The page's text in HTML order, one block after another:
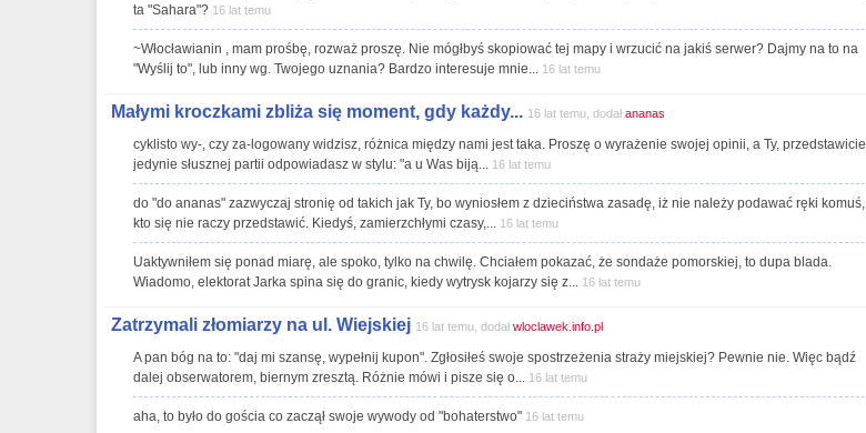
ta "Sahara"? 16 lat temu
~Włocławianin , mam prośbę, rozważ proszę. Nie mógłbyś skopiować tej mapy i wrzucić na jakiś serwer? Dajmy na to na
"Wyślij to", lub inny wg. Twojego uznania? Bardzo interesuje mnie... 16 lat temu
Małymi kroczkami zbliża się moment, gdy każdy... 16 lat temu, dodał ananas
cyklisto wy-, czy za-logowany widzisz, różnica między nami jest taka. Proszę o wyrażenie swojej opinii, a Ty, przedstawiciel
jedynie słusznej partii odpowiadasz w stylu: "a u Was biją... 16 lat temu
do "do ananas" zazwyczaj stronię od takich jak Ty, bo wyniosłem z dzieciństwa zasadę, iż nie należy podawać ręki komuś,
kto się nie raczy przedstawić. Kiedyś, zamierzchłymi czasy,... 16 lat temu
Uaktywniłem się ponad miarę, ale spoko, tylko na chwilę. Chciałem pokazać, że sondaże pomorskiej, to dupa blada.
Wiadomo, elektorat Jarka spina się do granic, kiedy wytrysk kojarzy się z... 16 lat temu
Zatrzymali złomiarzy na ul. Wiejskiej 16 lat temu, dodał wloclawek.info.pl
A pan bóg na to: "daj mi szansę, wypełnij kupon". Zgłosiłeś swoje spostrzeżenia straży miejskiej? Pewnie nie. Więc bądź
dalej obserwatorem, biernym zresztą. Różnie mówi i pisze się o... 16 lat temu
aha, to było do gościa co zaczął swoje wywody od "bohaterstwo" 16 lat temu